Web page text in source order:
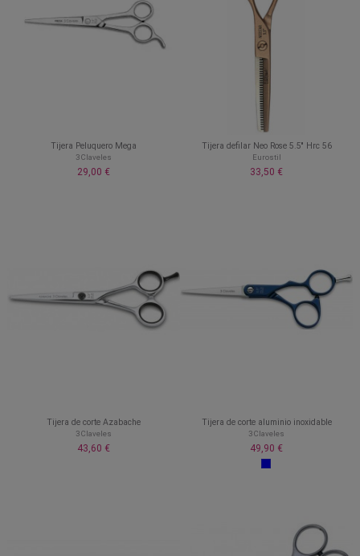
Tijera Peluquero Mega
3 Claveles
29,00 €
Tijera defilar Neo Rose 5.5'' Hrc 56
Eurostil
33,50 €
Tijera de corte Azabache
3 Claveles
43,60 €
Tijera de corte aluminio inoxidable
3 Claveles
49,90 €